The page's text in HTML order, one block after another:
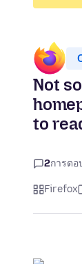
Not
to
2การตอ
Firefox